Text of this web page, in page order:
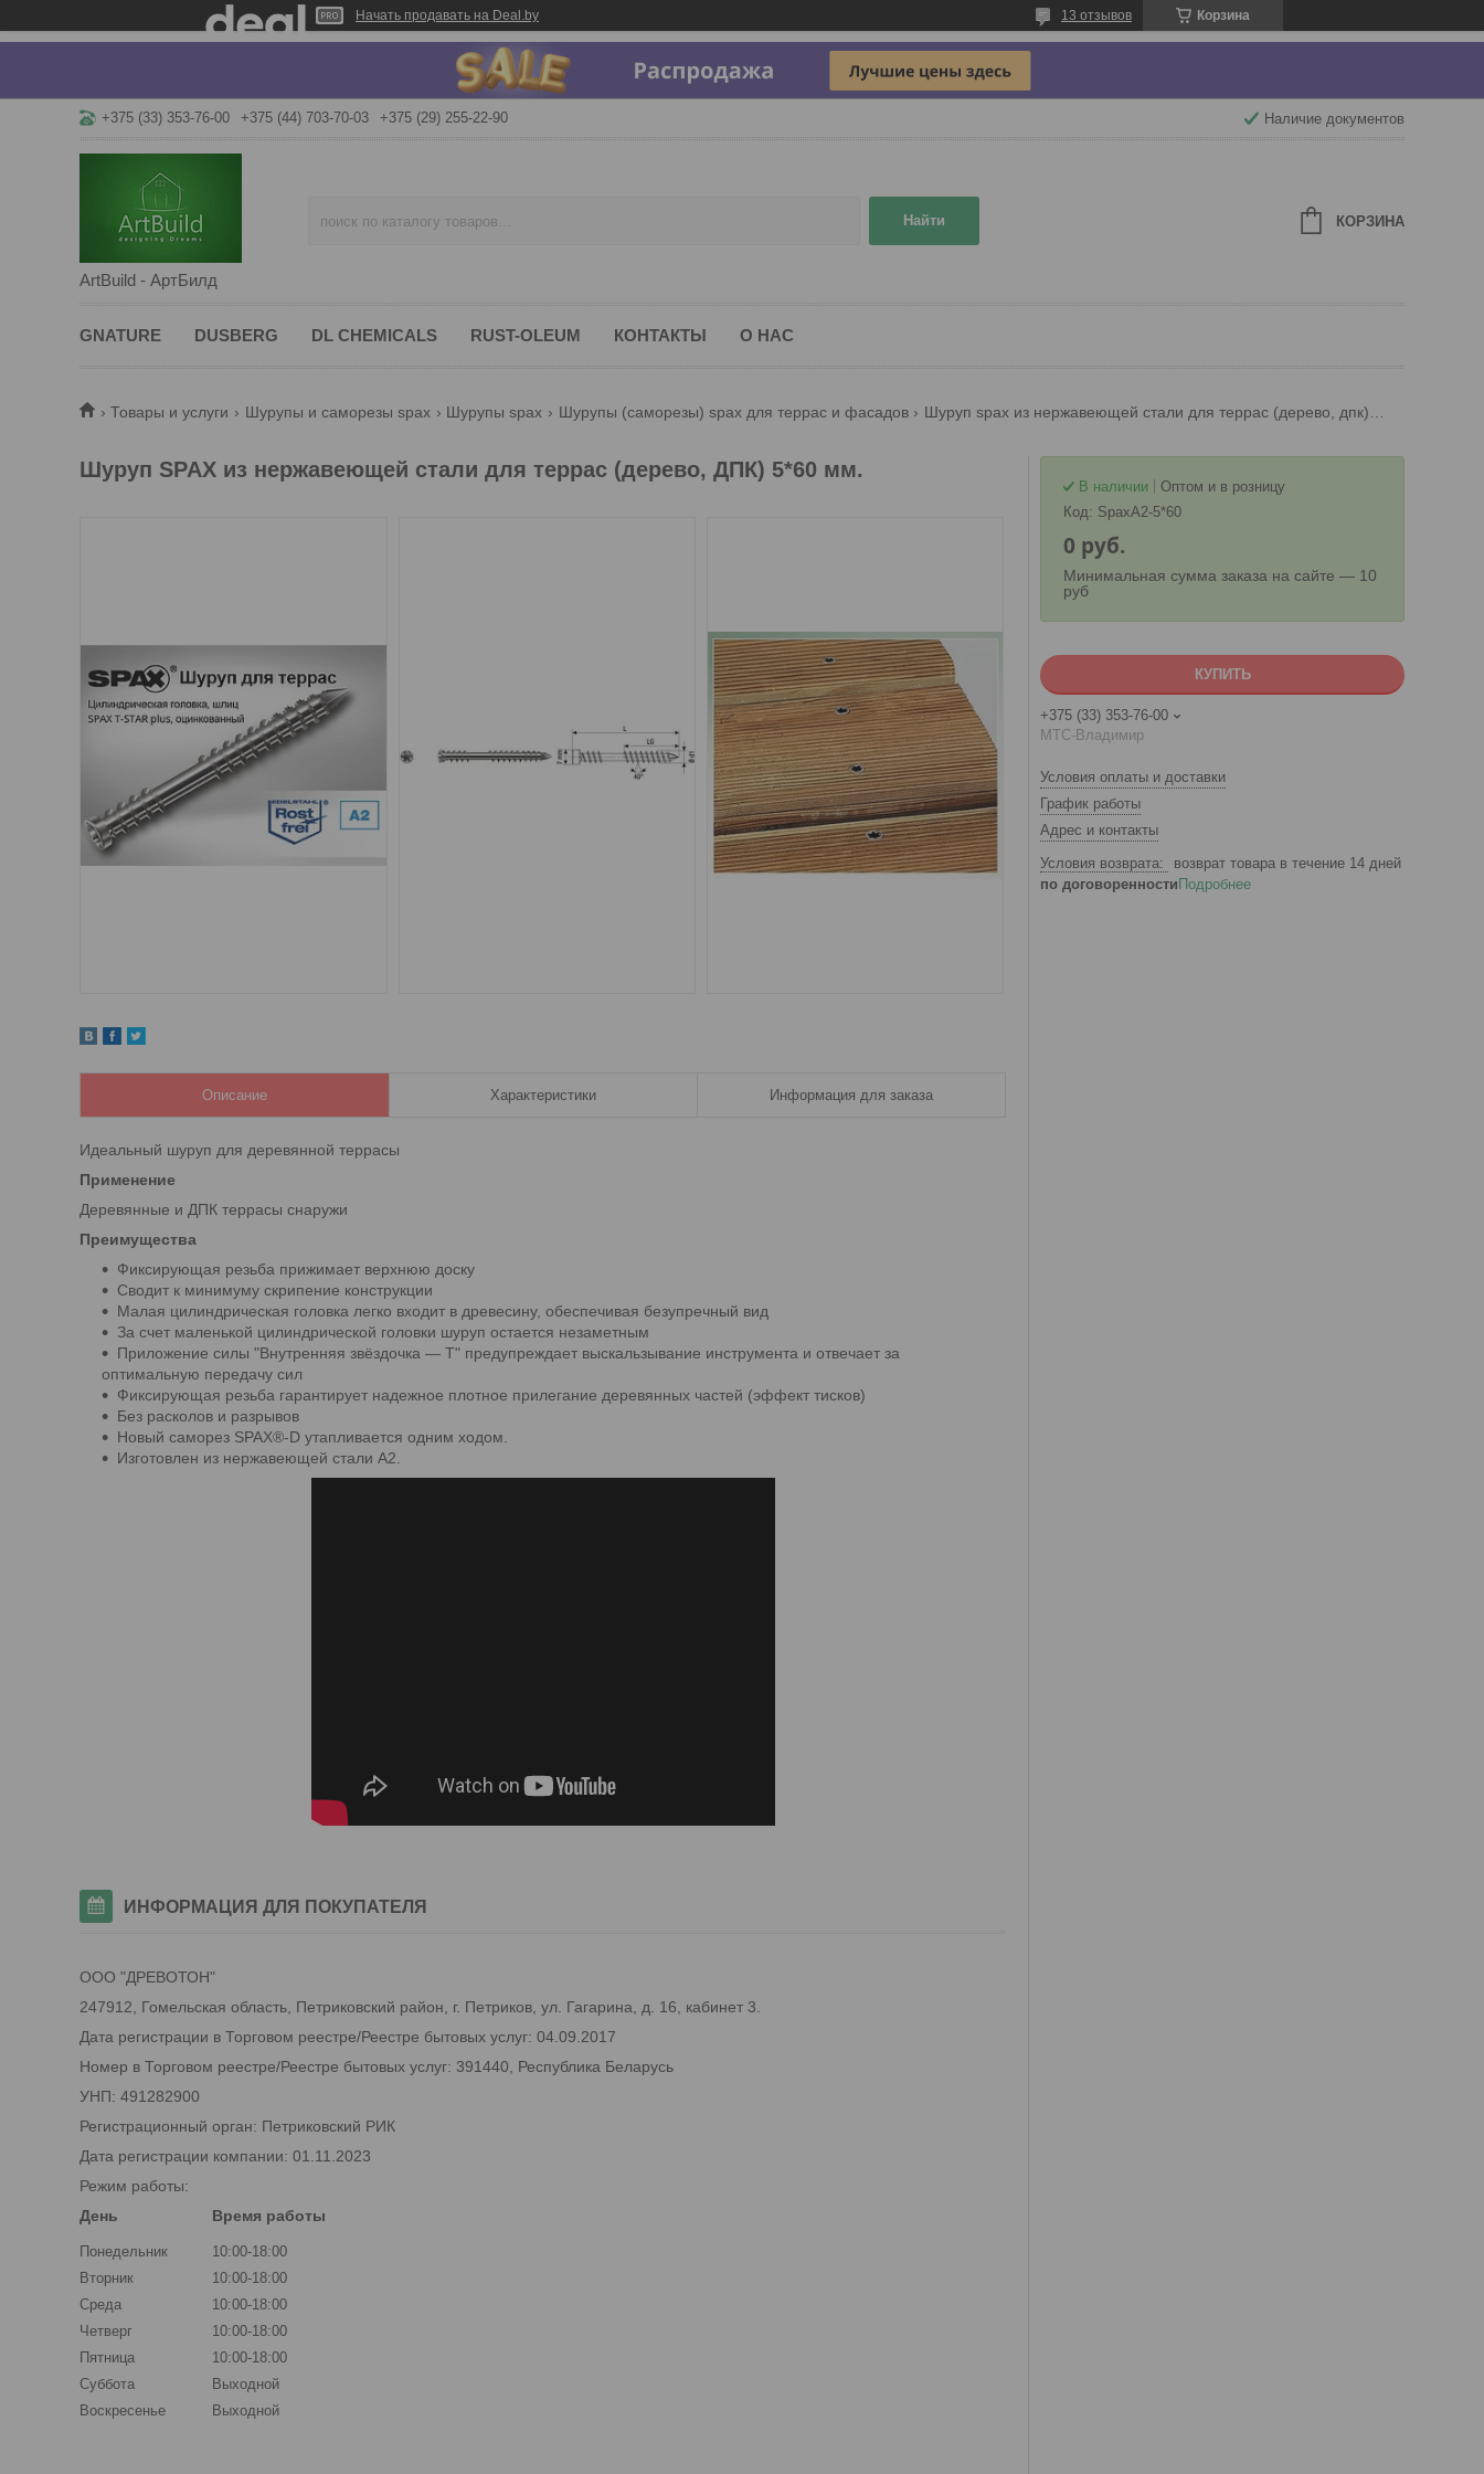
Начать продавать на Deal.by Корзина
13 отзывов
+375 (33) 353-76-00 +375 (44) 703-70-03 +375 (29) 255-22-90 Наличие документов
ArtBuild - АртБилд
Найти КОРЗИНА
GNATURE DUSBERG DL CHEMICALS RUST-OLEUM КОНТАКТЫ О НАС
Товары и услуги Шурупы и саморезы spax Шурупы spax Шурупы (саморезы) spax для террас и фасадов
Шуруп SPAX из нержавеющей стали для террас (дерево, ДПК) 5*60 мм.
Описание Характеристики Информация для заказа
Идеальный шуруп для деревянной террасы
Применение
Деревянные и ДПК террасы снаружи
Преимущества
Фиксирующая резьба прижимает верхнюю доску
Сводит к минимуму скрипение конструкции
Малая цилиндрическая головка легко входит в древесину, обеспечивая безупречный вид
За счет маленькой цилиндрической головки шуруп остается незаметным
Приложение силы "Внутренняя звёздочка ― Т" предупреждает выскальзывание инструмента и отвечает за
оптимальную передачу сил
Фиксирующая резьба гарантирует надежное плотное прилегание деревянных частей (эффект тисков)
Без расколов и разрывов
Новый саморез SPAX®-D утапливается одним ходом.
Изготовлен из нержавеющей стали A2.
ИНФОРМАЦИЯ ДЛЯ ПОКУПАТЕЛЯ
ООО "ДРЕВОТОН"
247912, Гомельская область, Петриковский район, г. Петриков, ул. Гагарина, д. 16, кабинет 3.
Дата регистрации в Торговом реестре/Реестре бытовых услуг: 04.09.2017
Номер в Торговом реестре/Реестре бытовых услуг: 391440, Республика Беларусь
УНП: 491282900
Регистрационный орган: Петриковский РИК
Дата регистрации компании: 01.11.2023
Режим работы:
День
Время работы
Понедельник
10:00-18:00
Вторник
10:00-18:00
Среда
10:00-18:00
Четверг
10:00-18:00
Пятница
10:00-18:00
Суббота
Выходной
Воскресенье
Выходной
В наличии
Оптом и в розницу
Код: SpaxA2-5*60
0 руб.
Минимальная сумма заказа на сайте — 10
руб
КУПИТЬ
+375 (33) 353-76-00
МТС-Владимир
Условия оплаты и доставки
График работы
Адрес и контакты
возврат товара в течение 14 дней
по договоренности Подробнее